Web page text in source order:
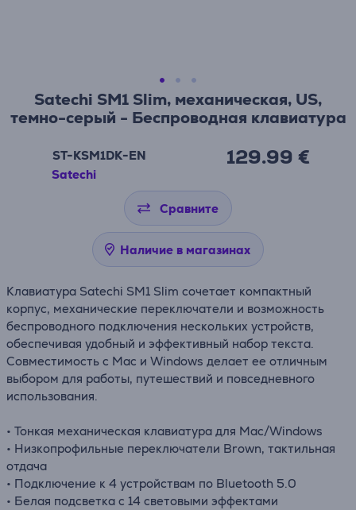
Satechi SM1 Slim, механическая, US,
темно-серый - Беспроводная клавиатура
ST-KSM1DK-EN
Satechi
129.99 €
Сравните
Наличие в магазинах
Клавиатура Satechi SM1 Slim сочетает компактный
корпус, механические переключатели и возможность
беспроводного подключения нескольких устройств,
обеспечивая удобный и эффективный набор текста.
Совместимость с Mac и Windows делает ее отличным
выбором для работы, путешествий и повседневного
использования.
• Тонкая механическая клавиатура для Mac/Windows
• Низкопрофильные переключатели Brown, тактильная
отдача
• Подключение к 4 устройствам по Bluetooth 5.0
• Белая подсветка с 14 световыми эффектами